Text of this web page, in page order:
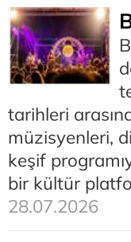
tarihleri
müzisyenleri,
keşif
bir kültür
28.07.2026